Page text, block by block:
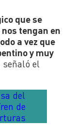
que se
tengan en
a vez que
y muy
señaló el
del
de